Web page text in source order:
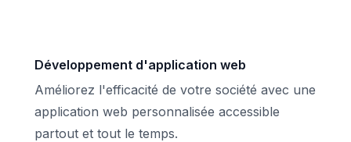
Développement d'application web
Améliorez l'efficacité de votre société avec une
application web personnalisée accessible
partout et tout le temps.